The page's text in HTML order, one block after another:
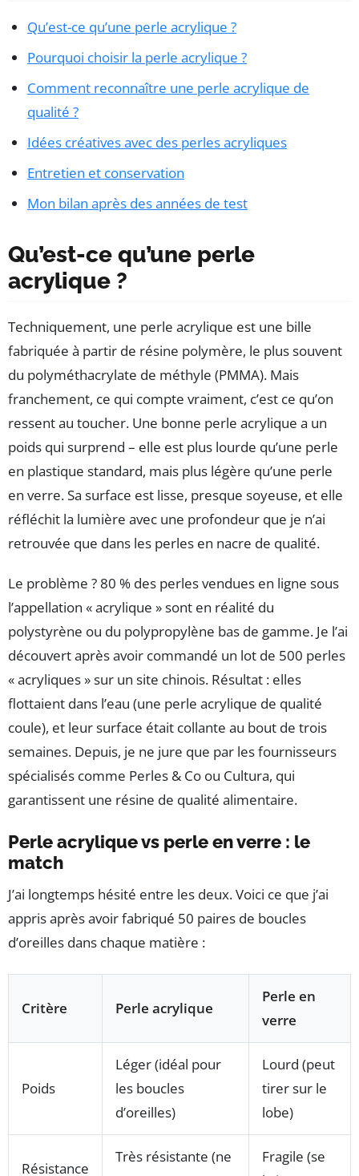
Qu’est-ce qu’une perle acrylique ?
Pourquoi choisir la perle acrylique ?
Comment reconnaître une perle acrylique de
qualité ?
Idées créatives avec des perles acryliques
Entretien et conservation
Mon bilan après des années de test
Qu’est-ce qu’une perle
acrylique ?
Techniquement, une perle acrylique est une bille
fabriquée à partir de résine polymère, le plus souvent
du polyméthacrylate de méthyle (PMMA). Mais
franchement, ce qui compte vraiment, c’est ce qu’on
ressent au toucher. Une bonne perle acrylique a un
poids qui surprend – elle est plus lourde qu’une perle
en plastique standard, mais plus légère qu’une perle
en verre. Sa surface est lisse, presque soyeuse, et elle
réfléchit la lumière avec une profondeur que je n’ai
retrouvée que dans les perles en nacre de qualité.
Le problème ? 80 % des perles vendues en ligne sous
l’appellation « acrylique » sont en réalité du
polystyrène ou du polypropylène bas de gamme. Je l’ai
découvert après avoir commandé un lot de 500 perles
« acryliques » sur un site chinois. Résultat : elles
flottaient dans l’eau (une perle acrylique de qualité
coule), et leur surface était collante au bout de trois
semaines. Depuis, je ne jure que par les fournisseurs
spécialisés comme Perles & Co ou Cultura, qui
garantissent une résine de qualité alimentaire.
Perle acrylique vs perle en verre : le
match
J’ai longtemps hésité entre les deux. Voici ce que j’ai
appris après avoir fabriqué 50 paires de boucles
d’oreilles dans chaque matière :
Critère Perle acrylique
Perle en
verre
Poids
Léger (idéal pour
les boucles
d’oreilles)
Lourd (peut
tirer sur le
lobe)
Résistance
Très résistante (ne
Fragile (se